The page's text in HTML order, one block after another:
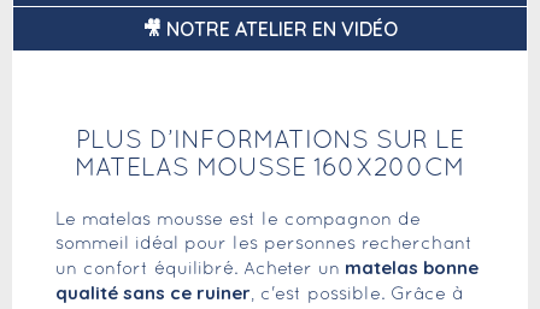
🎥 NOTRE ATELIER EN VIDÉO
PLUS D’INFORMATIONS SUR LE
MATELAS MOUSSE 160X200CM
Le matelas mousse est le compagnon de
sommeil idéal pour les personnes recherchant
un confort équilibré. Acheter un matelas bonne
qualité sans ce ruiner, c'est possible. Grâce à